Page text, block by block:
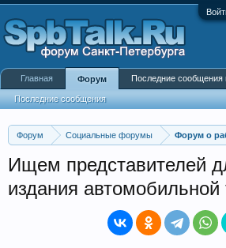
Форум Социальные форумы Форум о
Ищем представителей
издания автомобильной
Главная Форум
Последние сообщения
Последние